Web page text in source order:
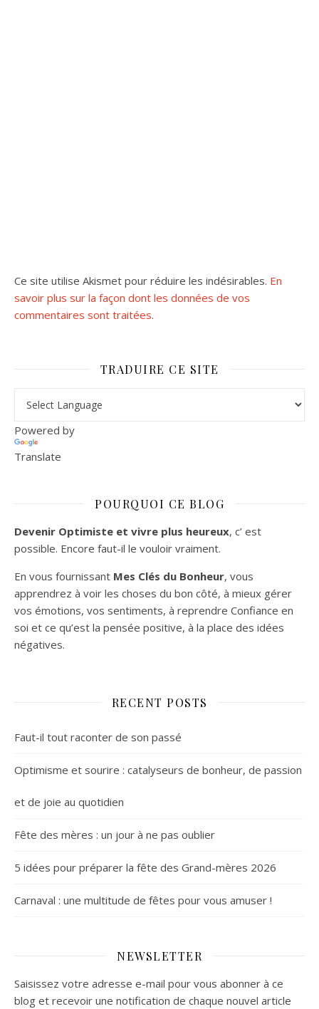
Ce site utilise Akismet pour réduire les indésirables. En
savoir plus sur la façon dont les données de vos
commentaires sont traitées.
TRADUIRE CE SITE
Powered by
Translate
POURQUOI CE BLOG
Devenir Optimiste et vivre plus heureux, c’ est
possible. Encore faut-il le vouloir vraiment.
En vous fournissant Mes Clés du Bonheur, vous
apprendrez à voir les choses du bon côté, à mieux gérer
vos émotions, vos sentiments, à reprendre Confiance en
soi et ce qu’est la pensée positive, à la place des idées
négatives.
RECENT POSTS
Faut-il tout raconter de son passé
Optimisme et sourire : catalyseurs de bonheur, de passion
et de joie au quotidien
Fête des mères : un jour à ne pas oublier
5 idées pour préparer la fête des Grand-mères 2026
Carnaval : une multitude de fêtes pour vous amuser !
NEWSLETTER
Saisissez votre adresse e-mail pour vous abonner à ce
blog et recevoir une notification de chaque nouvel article